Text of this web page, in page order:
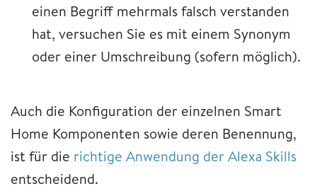
einen Begriff mehrmals falsch verstanden
hat, versuchen Sie es mit einem Synonym
oder einer Umschreibung (sofern möglich).
Auch die Konfiguration der einzelnen Smart
Home Komponenten sowie deren Benennung,
ist für die richtige Anwendung der Alexa Skills
entscheidend.